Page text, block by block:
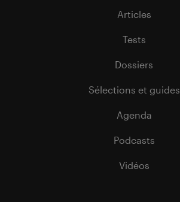
Articles
Tests
Dossiers
Sélections et guides
Agenda
Podcasts
Vidéos